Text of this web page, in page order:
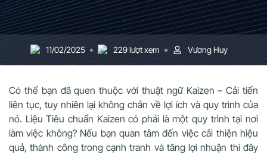
11/02/2025 229 lượt xem Vương Huy
Có thể bạn đã quen thuộc với thuật ngữ Kaizen – Cải tiến
liên tục, tuy nhiên lại không chắn về lợi ích và quy trình của
nó. Liệu Tiêu chuẩn Kaizen có phải là một quy trình tại nơi
làm việc không? Nếu bạn quan tâm đến việc cải thiện hiệu
quả, thành công trong cạnh tranh và tăng lợi nhuận thì đây